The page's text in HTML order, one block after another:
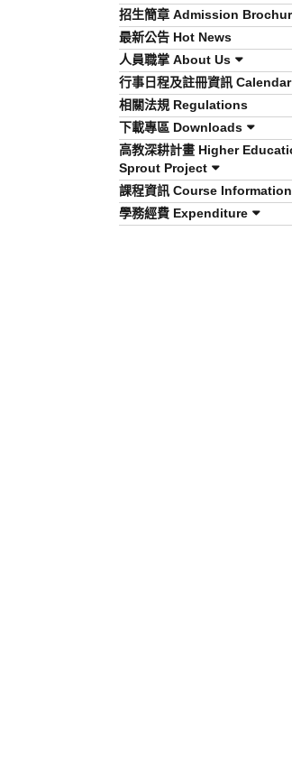
招生簡章 Admission
最新公告 Hot News
人員職掌 About Us
行事日程及註冊資訊 Calendar
相關法規 Regulations
下載專區 Downloads
高教深耕計畫 Higher
Sprout Project
課程資訊 Course Information
學務經費 Expenditure